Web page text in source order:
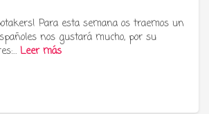
Para esta semana os traemos un
nos gustará mucho, por su
Leer más